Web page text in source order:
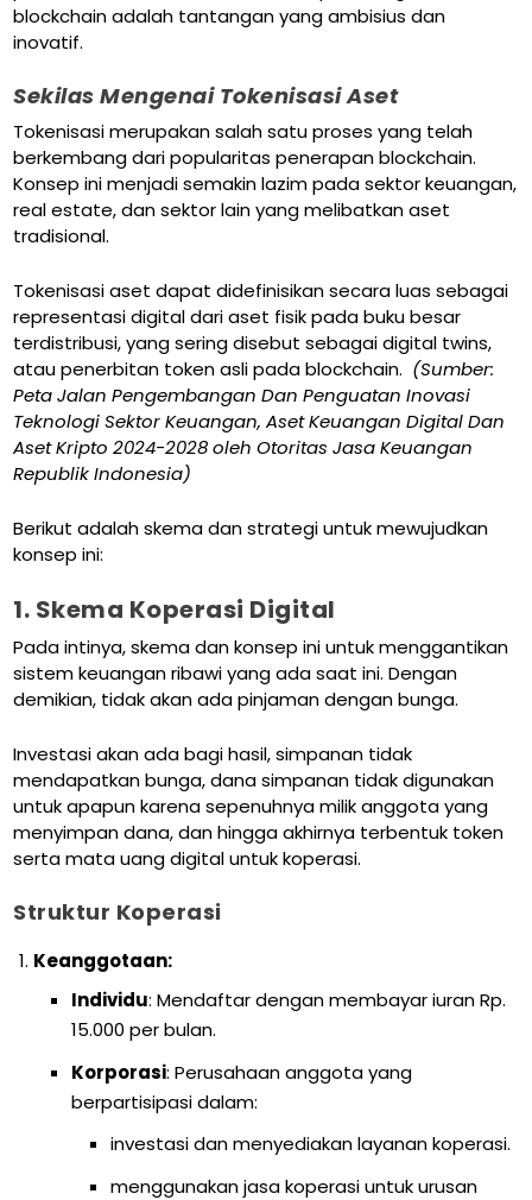
blockchain adalah tantangan yang ambisius dan
inovatif.
Sekilas Mengenai Tokenisasi Aset
Tokenisasi merupakan salah satu proses yang telah
berkembang dari popularitas penerapan blockchain.
Konsep ini menjadi semakin lazim pada sektor keuangan,
real estate, dan sektor lain yang melibatkan aset
tradisional.
Tokenisasi aset dapat didefinisikan secara luas sebagai
representasi digital dari aset fisik pada buku besar
terdistribusi, yang sering disebut sebagai digital twins,
atau penerbitan token asli pada blockchain. (Sumber:
Peta Jalan Pengembangan Dan Penguatan Inovasi
Teknologi Sektor Keuangan, Aset Keuangan Digital Dan
Aset Kripto 2024-2028 oleh Otoritas Jasa Keuangan
Republik Indonesia)
Berikut adalah skema dan strategi untuk mewujudkan
konsep ini:
1. Skema Koperasi Digital
Pada intinya, skema dan konsep ini untuk menggantikan
sistem keuangan ribawi yang ada saat ini. Dengan
demikian, tidak akan ada pinjaman dengan bunga.
Investasi akan ada bagi hasil, simpanan tidak
mendapatkan bunga, dana simpanan tidak digunakan
untuk apapun karena sepenuhnya milik anggota yang
menyimpan dana, dan hingga akhirnya terbentuk token
serta mata uang digital untuk koperasi.
Struktur Koperasi
Keanggotaan:
Individu: Mendaftar dengan membayar iuran Rp.
15.000 per bulan.
Korporasi: Perusahaan anggota yang
berpartisipasi dalam:
investasi dan menyediakan layanan koperasi.
menggunakan jasa koperasi untuk urusan